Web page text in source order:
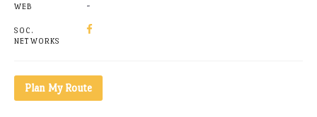
WEB -
SOC.
NETWORKS
Plan My Route